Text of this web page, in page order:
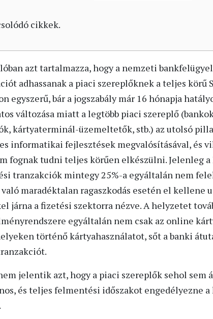
cikkek.
azt tartalmazza, hogy a nemzeti
adhassanak a piaci szereplőknek a teljes körű
egyszerű, bár a jogszabály már 16 hónapja
változása miatt a legtöbb piaci szereplő
kártyaterminál-üzemeltetők, stb.) az utolsó
informatikai fejlesztések megvalósításával, és
fognak tudni teljes körűen elkészülni. Jelenleg a
tranzakciók mintegy 25%-a egyáltalán nem
maradéktalan ragaszkodás esetén el kellene
járna a fizetési szektorra nézve. A helyzetet
egyáltalán nem csak az online
történő kártyahasználatot, sőt a banki
jelentik azt, hogy a piaci szereplők sehol sem
és teljes felmentési időszakot engedélyezne